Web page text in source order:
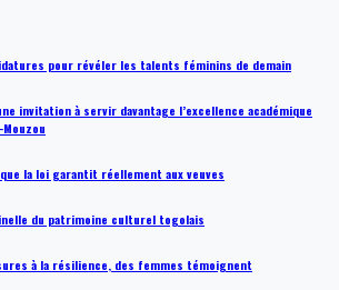
pour révéler les talents féminins de demain
invitation à servir davantage l’excellence académique
la loi garantit réellement aux veuves
du patrimoine culturel togolais
à la résilience, des femmes témoignent